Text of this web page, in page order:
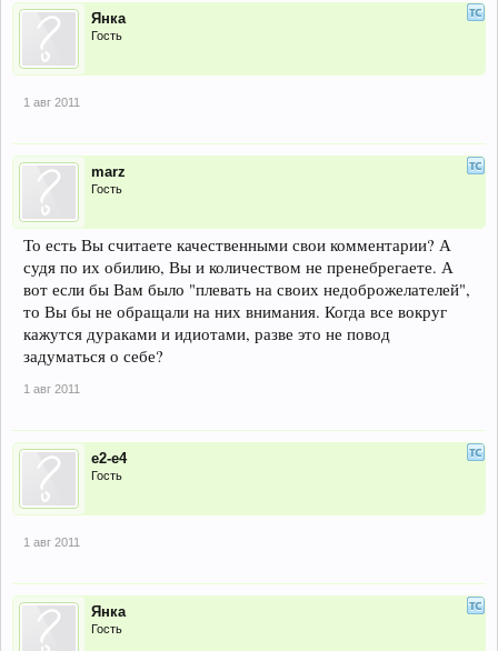
Янка
Гость
1 авг 2011
marz
Гость
То есть Вы считаете качественными свои комментарии? А
судя по их обилию, Вы и количеством не пренебрегаете. А
вот если бы Вам было "плевать на своих недоброжелателей",
то Вы бы не обращали на них внимания. Когда все вокруг
кажутся дураками и идиотами, разве это не повод
задуматься о себе?
1 авг 2011
е2-е4
Гость
1 авг 2011
Янка
Гость